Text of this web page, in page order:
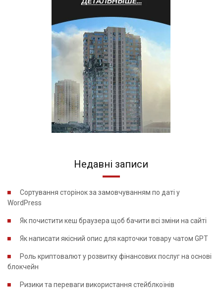
Недавні записи
Сортування сторінок за замовчуванням по даті у
WordPress
Як почистити кеш браузера щоб бачити всі зміни на сайті
Як написати якісний опис для карточки товару чатом GPT
Роль криптовалют у розвитку фінансових послуг на основі
блокчейн
Ризики та переваги використання стейблкоїнів